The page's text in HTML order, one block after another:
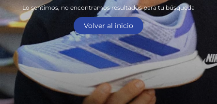
Lo sentimos, no encontramos resultados para tu búsqueda
Volver al inicio